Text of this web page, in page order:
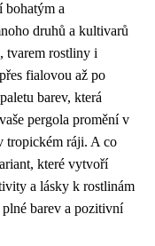
bohatým a
druhů a kultivarů
tvarem rostliny i
fialovou až po
barev, která
pergola promění v
tropickém ráji. A co
které vytvoří
a lásky k rostlinám
barev a pozitivní